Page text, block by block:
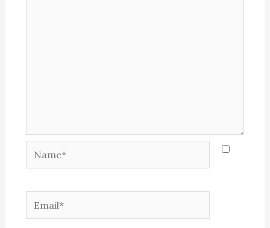
Name*
Email*